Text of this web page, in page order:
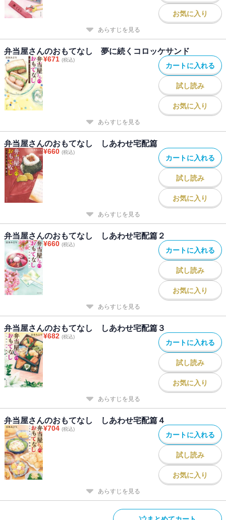
お気に入り
あらすじを見る
弁当屋さんのおもてなし 夢に続くコロッケサンド
¥671 (税込)
カートに入れる
試し読み
お気に入り
あらすじを見る
弁当屋さんのおもてなし しあわせ宅配篇
¥660 (税込)
カートに入れる
試し読み
お気に入り
あらすじを見る
弁当屋さんのおもてなし しあわせ宅配篇２
¥660 (税込)
カートに入れる
試し読み
お気に入り
あらすじを見る
弁当屋さんのおもてなし しあわせ宅配篇３
¥682 (税込)
カートに入れる
試し読み
お気に入り
あらすじを見る
弁当屋さんのおもてなし しあわせ宅配篇４
¥704 (税込)
カートに入れる
試し読み
お気に入り
あらすじを見る